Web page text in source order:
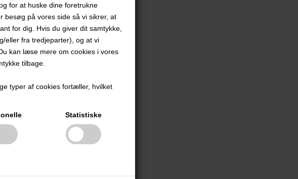
for at huske dine foretrukne
besøg på vores side så vi sikrer, at
for dig. Hvis du giver dit samtykke,
eller fra tredjeparter), og at vi
kan læse mere om cookies i vores
tilbage.
typer af cookies fortæller, hvilket
Statistiske